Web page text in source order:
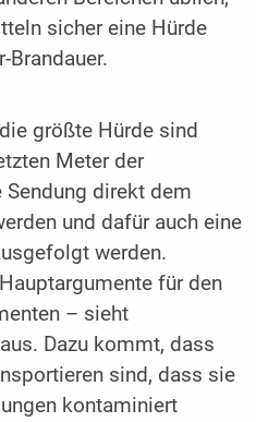
sicher eine Hürde
Brandauer.
größte Hürde sind
Meter der
direkt dem
und dafür auch eine
werden.
für den
– sieht
Dazu kommt, dass
sind, dass sie
kontaminiert